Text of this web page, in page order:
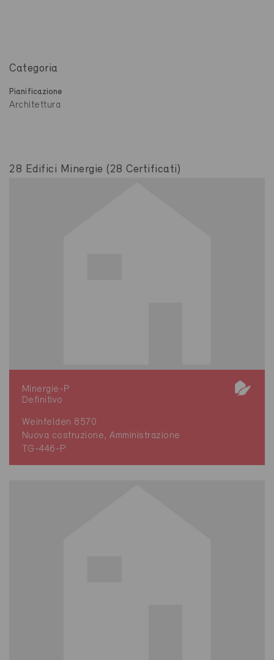
Categoria
Pianificazione
Architettura
28 Edifici Minergie (28 Certificati)
Minergie-P
Definitivo
Weinfelden 8570
Nuova costruzione, Amministrazione
TG-446-P